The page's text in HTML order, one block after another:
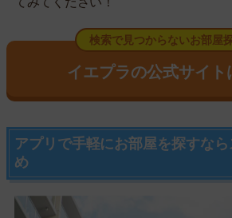
検索で見つからないお部屋
イエプラの公式サイト
アプリで手軽にお部屋を探すな
め